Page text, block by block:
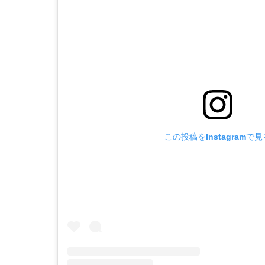
この投稿をInstagramで見